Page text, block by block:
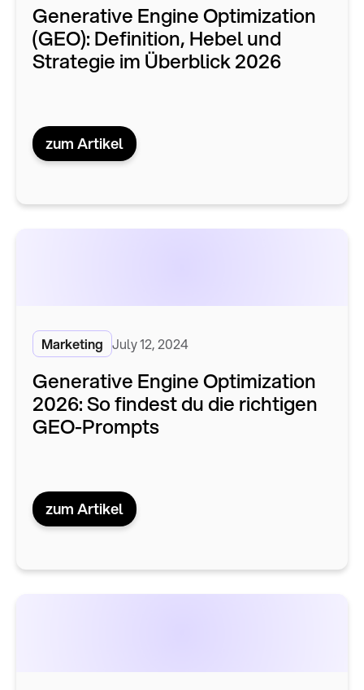
Generative Engine Optimization
(GEO): Definition, Hebel und
Strategie im Überblick 2026
zum Artikel
Marketing July 12, 2024
Generative Engine Optimization
2026: So findest du die richtigen
GEO-Prompts
zum Artikel